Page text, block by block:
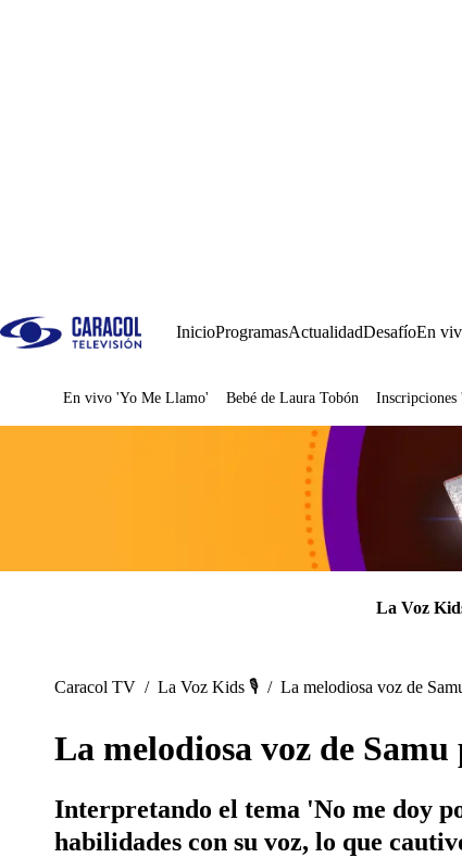
InicioProgramasActualidadDesafíoEn
Juegos
En vivo 'Yo Me Llamo' Bebé de Laura Tobón Inscripciones
La Voz
Caracol TV / La Voz Kids 🎙️ / La melodiosa voz de
La melodiosa voz de
Interpretando el tema 'No me doy
habilidades con su voz, lo que